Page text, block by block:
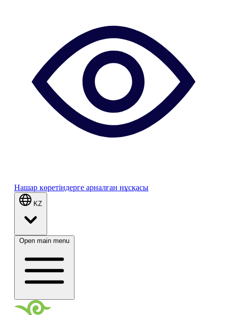
Нашар көретіндерге арналған нұсқасы
KZ
Open main menu